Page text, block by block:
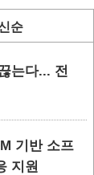
순
는다... 전
기반 소프
지원